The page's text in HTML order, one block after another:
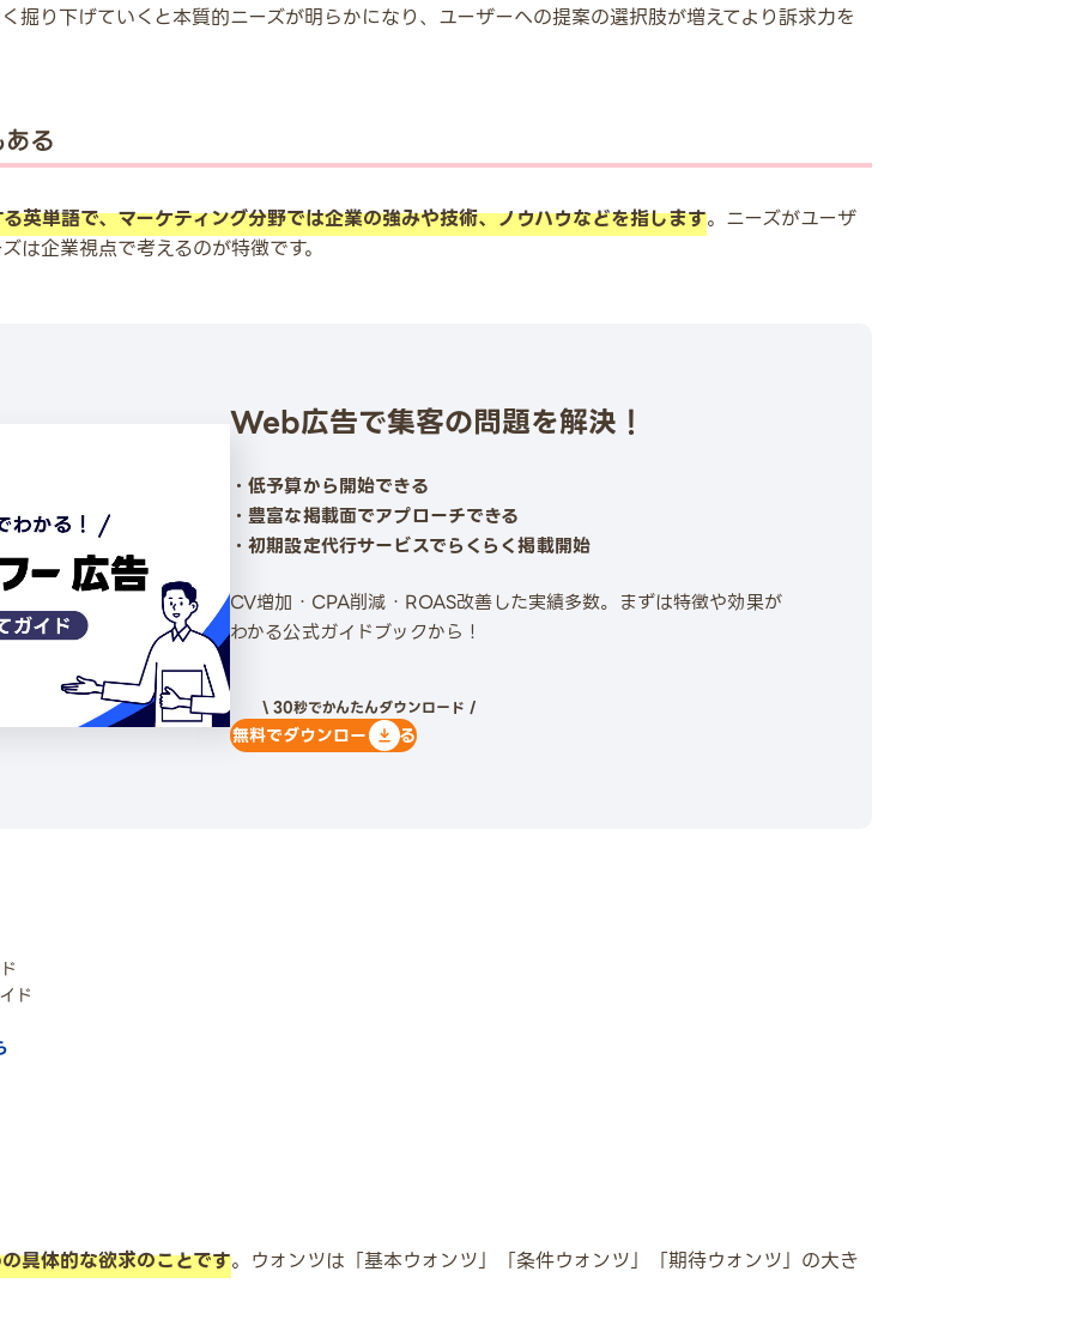
掘り下げていくと本質的ニーズが明らかになり、ユーザーへの提案の選択肢が増えてより訴求力を
る
英単語で、マーケティング分野では企業の強みや技術、ノウハウなどを指します。ニーズがユーザ
は企業視点で考えるのが特徴です。
Web広告で集客の問題を解決！
・低予算から開始できる
・豊富な掲載面でアプローチできる
・初期設定代行サービスでらくらく掲載開始
CV増加・CPA削減・ROAS改善した実績多数。まずは特徴や効果が
わかる公式ガイドブックから！
\ 30秒でかんたんダウンロード /
無料でダウンロードする
ド
具体的な欲求のことです。ウォンツは「基本ウォンツ」「条件ウォンツ」「期待ウォンツ」の大き